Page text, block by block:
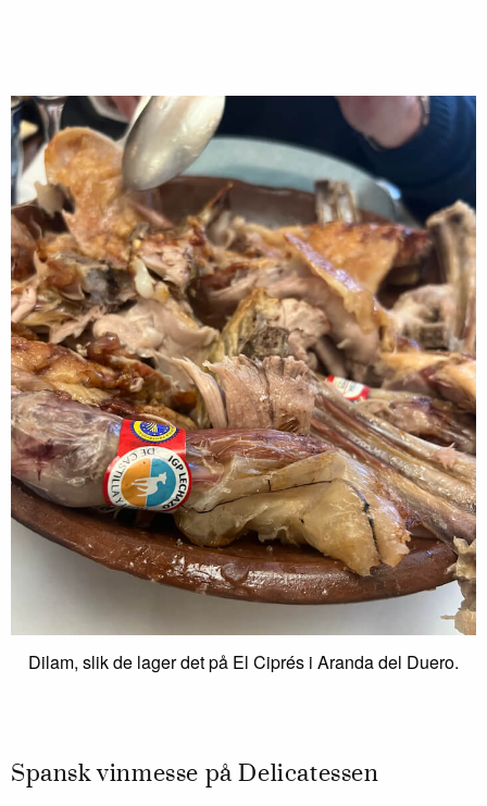
Dilam, slik de lager det på El Ciprés i Aranda del Duero.
Spansk vinmesse på Delicatessen